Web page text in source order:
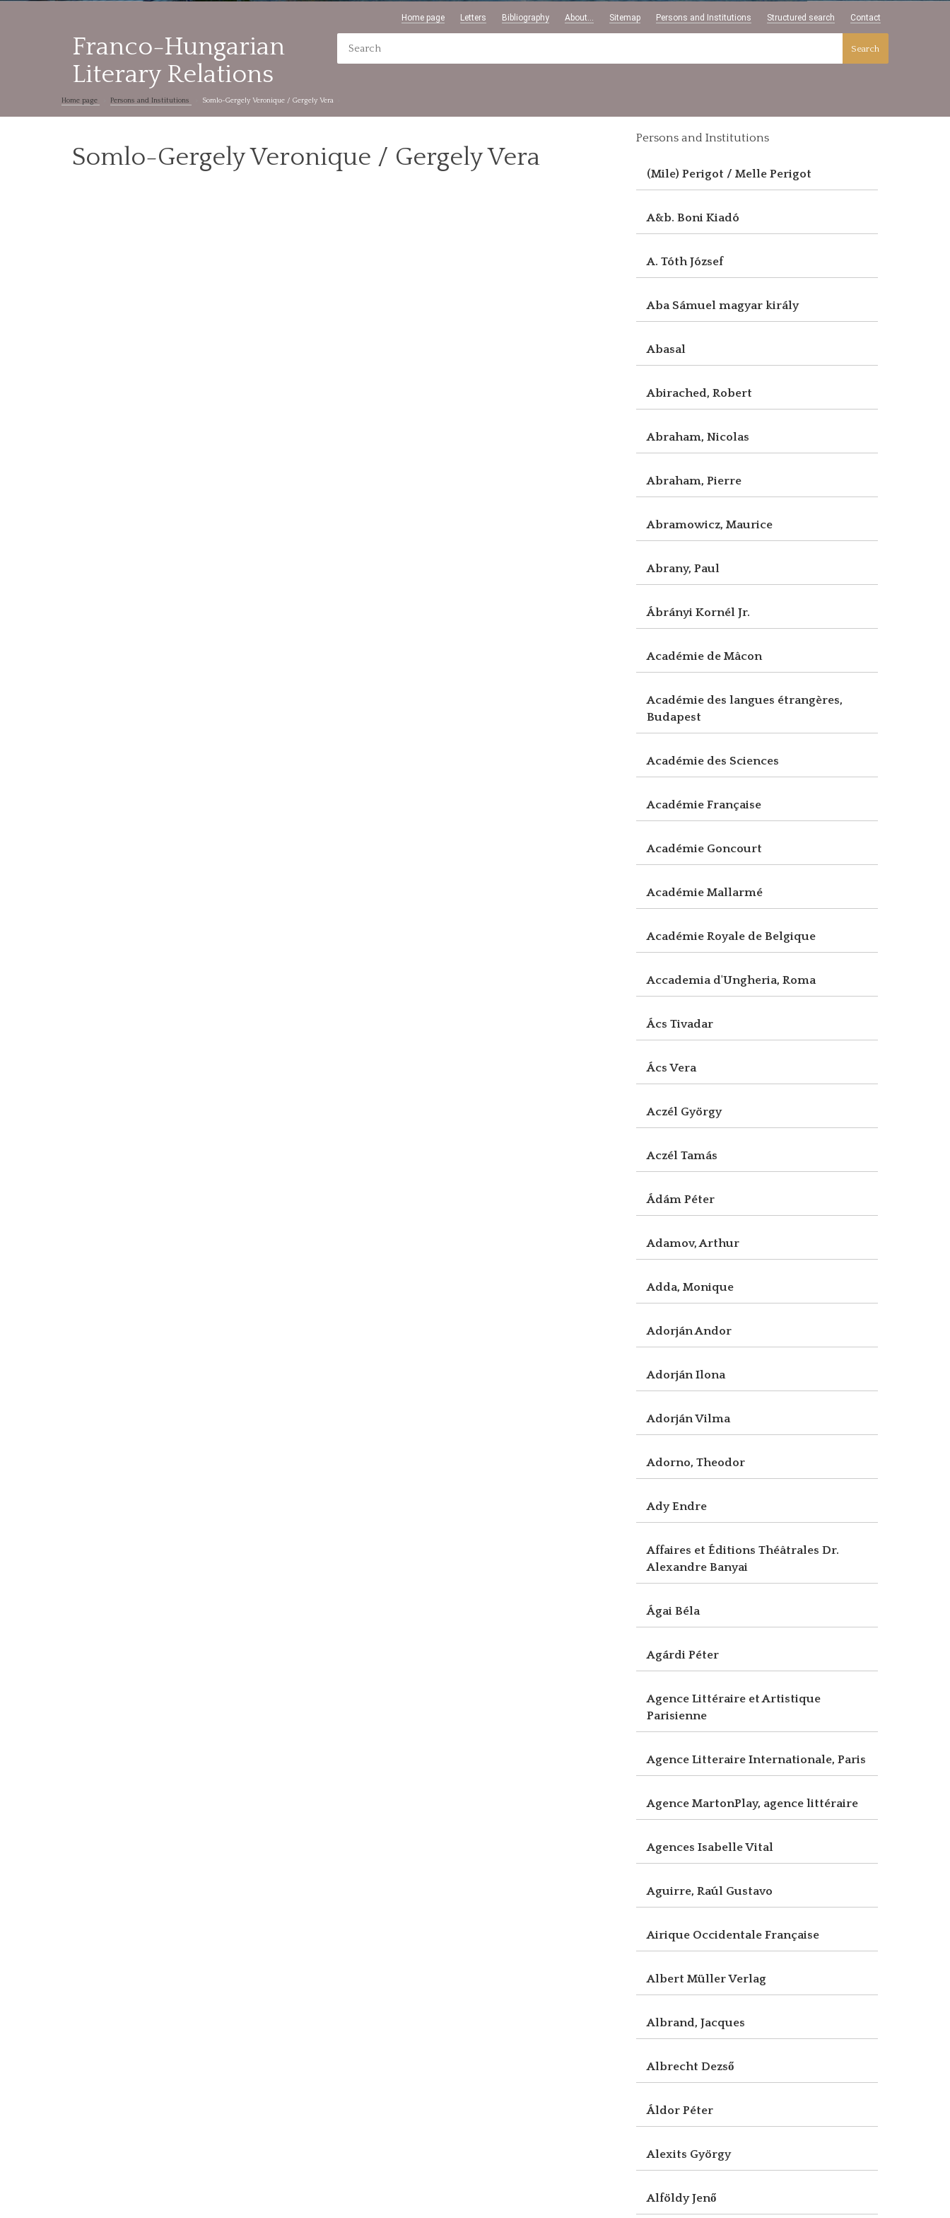
Home page Letters Bibliography About... Sitemap Persons and Institutions Structured search Contact
Franco-Hungarian
Literary Relations
Search
Home page Persons and Institutions Somlo-Gergely Veronique / Gergely Vera
Somlo-Gergely Veronique / Gergely Vera
Persons and Institutions
(Mile) Perigot / Melle Perigot
A&b. Boni Kiadó
A. Tóth József
Aba Sámuel magyar király
Abasal
Abirached, Robert
Abraham, Nicolas
Abraham, Pierre
Abramowicz, Maurice
Abrany, Paul
Ábrányi Kornél Jr.
Académie de Mâcon
Académie des langues étrangères,
Budapest
Académie des Sciences
Académie Française
Académie Goncourt
Académie Mallarmé
Académie Royale de Belgique
Accademia d'Ungheria, Roma
Ács Tivadar
Ács Vera
Aczél György
Aczél Tamás
Ádám Péter
Adamov, Arthur
Adda, Monique
Adorján Andor
Adorján Ilona
Adorján Vilma
Adorno, Theodor
Ady Endre
Affaires et Éditions Théâtrales Dr.
Alexandre Banyai
Ágai Béla
Agárdi Péter
Agence Littéraire et Artistique
Parisienne
Agence Litteraire Internationale, Paris
Agence MartonPlay, agence littéraire
Agences Isabelle Vital
Aguirre, Raúl Gustavo
Airique Occidentale Française
Albert Müller Verlag
Albrand, Jacques
Albrecht Dezső
Áldor Péter
Alexits György
Alföldy Jenő